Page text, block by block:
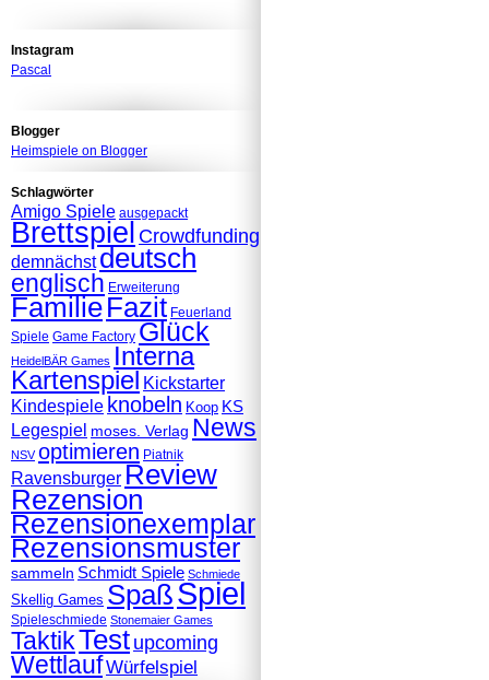
Instagram
Pascal
Blogger
Heimspiele on Blogger
Schlagwörter
Amigo Spiele ausgepackt
Brettspiel Crowdfunding
demnächst deutsch
englisch Erweiterung
FamilieFazit Feuerland
Spiele Game Factory Glück
HeidelBÄR Games Interna
Kartenspiel Kickstarter
Kindespiele knobeln Koop KS
Legespiel moses. Verlag News
NSV optimieren Piatnik
RavensburgerReview
Rezension
Rezensionexemplar
Rezensionsmuster
sammeln Schmidt Spiele Schmiede
Skellig Games SpaßSpiel
Spieleschmiede Stonemaier Games
TaktikTest upcoming
WettlaufWürfelspiel